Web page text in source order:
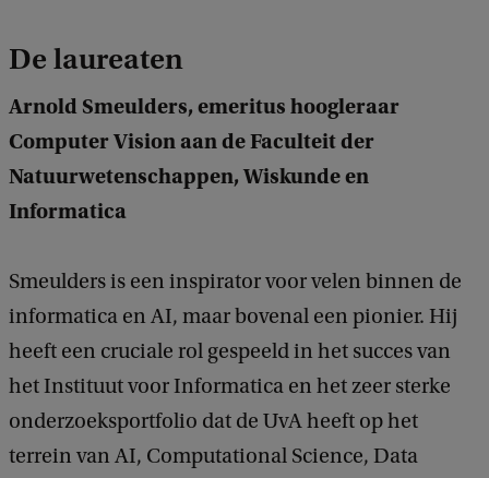
De laureaten
Arnold Smeulders, emeritus hoogleraar
Computer Vision aan de Faculteit der
Natuurwetenschappen, Wiskunde en
Informatica
Smeulders is een inspirator voor velen binnen de
informatica en AI, maar bovenal een pionier. Hij
heeft een cruciale rol gespeeld in het succes van
het Instituut voor Informatica en het zeer sterke
onderzoeksportfolio dat de UvA heeft op het
terrein van AI, Computational Science, Data